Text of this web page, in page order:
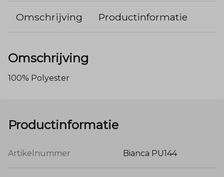
Omschrijving Productinformatie
Omschrijving
100% Polyester
Productinformatie
Artikelnummer Bianca PU144